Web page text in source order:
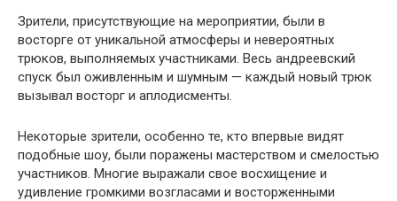
Зрители, присутствующие на мероприятии, были в
восторге от уникальной атмосферы и невероятных
трюков, выполняемых участниками. Весь андреевский
спуск был оживленным и шумным — каждый новый трюк
вызывал восторг и аплодисменты.
Некоторые зрители, особенно те, кто впервые видят
подобные шоу, были поражены мастерством и смелостью
участников. Многие выражали свое восхищение и
удивление громкими возгласами и восторженными